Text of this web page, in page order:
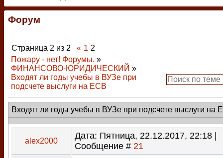
Форум
Страница 2 из 2 « 1 2
Пожару - нет! Форумы. »
ФИНАНСОВО-ЮРИДИЧЕСКИЙ »
Входят ли годы учебы в ВУЗе при
подсчете выслуги на ЕСВ
Входят ли годы учебы в ВУЗе при подсчете выслуги на
alex2000
Дата: Пятница, 22.12.2017, 22:18 |
Сообщение # 21